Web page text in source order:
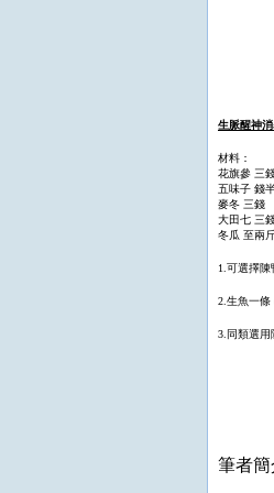
生脈醒神
材料：
花旗參 三
五味子 錢
麥冬 三錢
大田七 三
冬瓜 至兩
1.可選擇
2.生魚一條
3.同類選用
筆者簡